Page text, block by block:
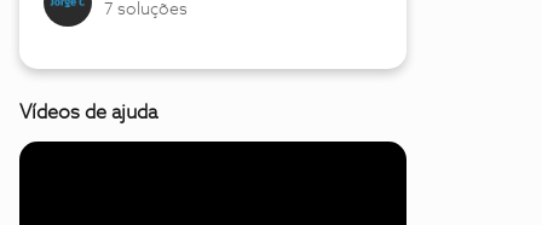
7 soluções
Vídeos de ajuda